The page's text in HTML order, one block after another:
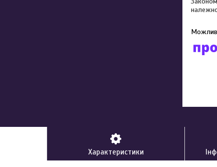
Характеристики